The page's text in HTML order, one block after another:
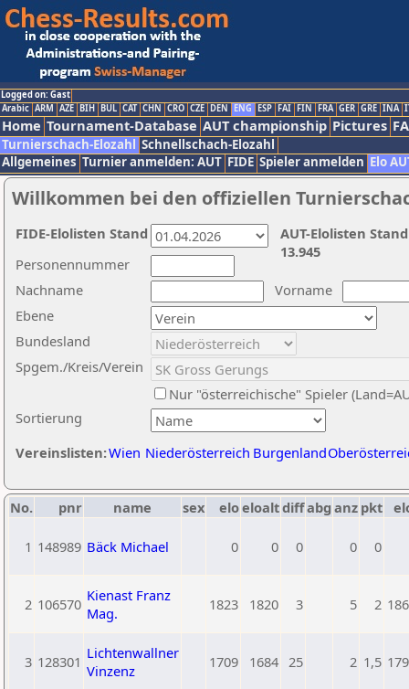
Logged on: Gast
Arabic ARM AZE BIH BUL CAT CHN CRO CZE DEN ENG ESP FAI FIN FRA GER GRE INA
Home Tournament-Database AUT championship Pictures
Turnierschach-Elozahl Schnellschach-Elozahl
Allgemeines Turnier anmelden: AUT FIDE Spieler anmelden Elo
Willkommen bei den offiziellen
Nachname
Vorname
Ebene
Sortierung
Personennummer
Bundesland
Spgem./Kreis/Verein
Nur "österreichische" Spieler
Vereinslisten:Wien Niederösterreich Burgenland
AUT-Elolisten
13.945
FIDE-Elolisten Stand
No. pnr name sex eloeloaltdiffabg anz pkt
1 148989 Bäck Michael 0 0 0 0 0
2 106570 Kienast Franz
Mag.
1823 1820 3 5 2
3 128301 Lichtenwallner
Vinzenz
1709 1684 25 2 1,5